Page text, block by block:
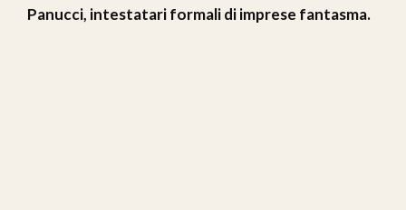
Panucci, intestatari formali di imprese fantasma.